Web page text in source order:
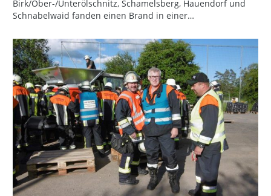
Birk/Ober-/Unterölschnitz, Schamelsberg, Hauendorf und
Schnabelwaid fanden einen Brand in einer…